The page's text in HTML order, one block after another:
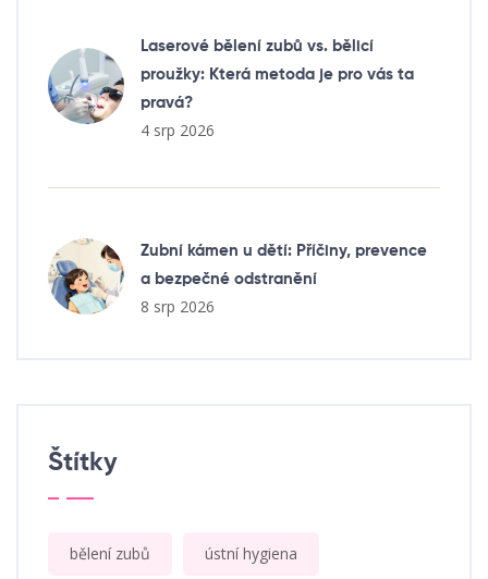
Laserové bělení zubů vs. bělicí
proužky: Která metoda je pro vás ta
pravá?
4 srp 2026
Zubní kámen u dětí: Příčiny, prevence
a bezpečné odstranění
8 srp 2026
Štítky
bělení zubů ústní hygiena